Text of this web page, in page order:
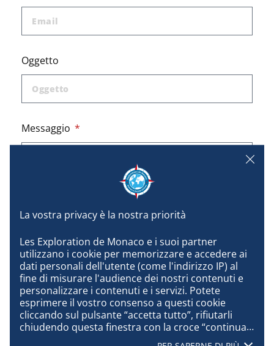
Les Exploration de Monaco e i suoi partner
utilizzano i cookie per memorizzare e accedere ai
dati personali dell'utente (come l'indirizzo IP) al
fine di misurare l'audience dei nostri contenuti e
personalizzare i contenuti e i servizi. Potete
esprimere il vostro consenso a questi cookie
cliccando sul pulsante “accetta tutto”, rifiutarli
chiudendo questa finestra con la croce “continua
senza accettare”, oppure conoscere i dettagli di
Oggetto
Messaggio
I campi contrassegnati con * sono obbligatori.
Le informazioni inserite non saranno utilizzate per
scopi commerciali.